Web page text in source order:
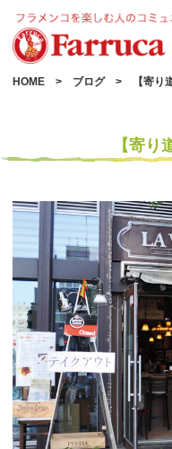
HOME ブログ 【寄り
【寄り